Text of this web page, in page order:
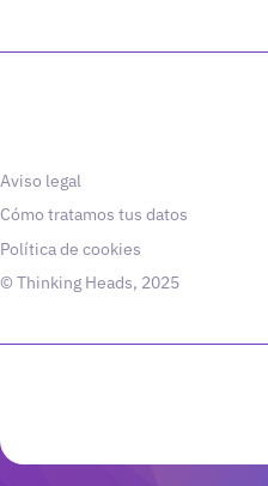
Aviso legal
Cómo tratamos tus datos
Política de cookies
© Thinking Heads, 2025